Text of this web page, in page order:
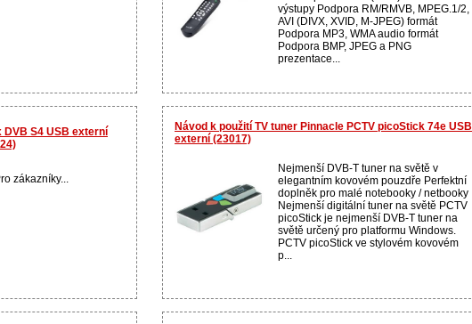
výstupy Podpora RM/RMVB, MPEG.1/2,
AVI (DIVX, XVID, M-JPEG) formát
Podpora MP3, WMA audio formát
Podpora BMP, JPEG a PNG
prezentace...
DVB S4 USB externí
zákazníky...
Návod k použití TV tuner Pinnacle PCTV picoStick 74e USB
externí (23017)
Nejmenší DVB-T tuner na světě v
elegantním kovovém pouzdře Perfektní
doplněk pro malé notebooky / netbooky
Nejmenší digitální tuner na světě PCTV
picoStick je nejmenší DVB-T tuner na
světě určený pro platformu Windows.
PCTV picoStick ve stylovém kovovém
p...